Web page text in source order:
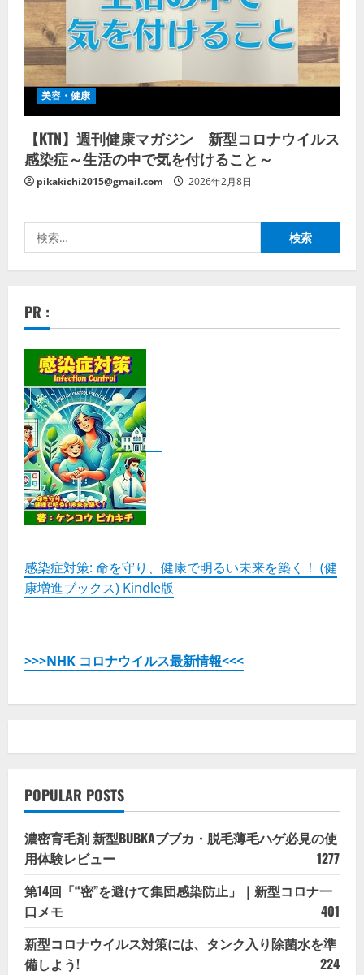
美容・健康
【KTN】週刊健康マガジン 新型コロナウイルス
感染症～生活の中で気を付けること～
pikakichi2015@gmail.com 2026年2月8日
索:
PR :
感染症対策: 命を守り、健康で明るい未来を築く！ (健
康増進ブックス) Kindle版
>>>NHK コロナウイルス最新情報<<<
POPULAR POSTS
濃密育毛剤 新型BUBKAブブカ・脱毛薄毛ハゲ必見の使
用体験レビュー
1277
第14回「“密”を避けて集団感染防止」｜新型コロナ一
口メモ
401
新型コロナウイルス対策には、タンク入り除菌水を準
備しよう!
224